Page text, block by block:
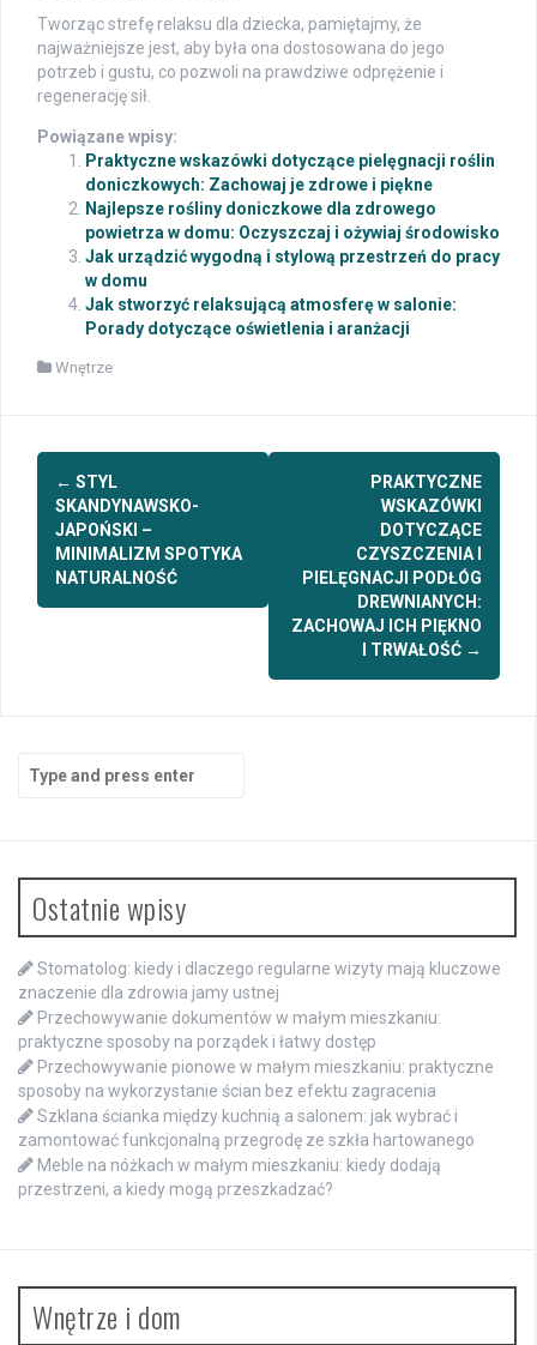
Tworząc strefę relaksu dla dziecka, pamiętajmy, że
najważniejsze jest, aby była ona dostosowana do jego
potrzeb i gustu, co pozwoli na prawdziwe odprężenie i
regenerację sił.
Powiązane wpisy:
Praktyczne wskazówki dotyczące pielęgnacji roślin
doniczkowych: Zachowaj je zdrowe i piękne
Najlepsze rośliny doniczkowe dla zdrowego
powietrza w domu: Oczyszczaj i ożywiaj środowisko
Jak urządzić wygodną i stylową przestrzeń do pracy
w domu
Jak stworzyć relaksującą atmosferę w salonie:
Porady dotyczące oświetlenia i aranżacji
Wnętrze
Post
navigation
← STYL
SKANDYNAWSKO-
JAPOŃSKI –
MINIMALIZM SPOTYKA
NATURALNOŚĆ
PRAKTYCZNE
WSKAZÓWKI
DOTYCZĄCE
CZYSZCZENIA I
PIELĘGNACJI PODŁÓG
DREWNIANYCH:
ZACHOWAJ ICH PIĘKNO
I TRWAŁOŚĆ →
Search
for:
Ostatnie wpisy
Stomatolog: kiedy i dlaczego regularne wizyty mają kluczowe
znaczenie dla zdrowia jamy ustnej
Przechowywanie dokumentów w małym mieszkaniu:
praktyczne sposoby na porządek i łatwy dostęp
Przechowywanie pionowe w małym mieszkaniu: praktyczne
sposoby na wykorzystanie ścian bez efektu zagracenia
Szklana ścianka między kuchnią a salonem: jak wybrać i
zamontować funkcjonalną przegrodę ze szkła hartowanego
Meble na nóżkach w małym mieszkaniu: kiedy dodają
przestrzeni, a kiedy mogą przeszkadzać?
Wnętrze i dom